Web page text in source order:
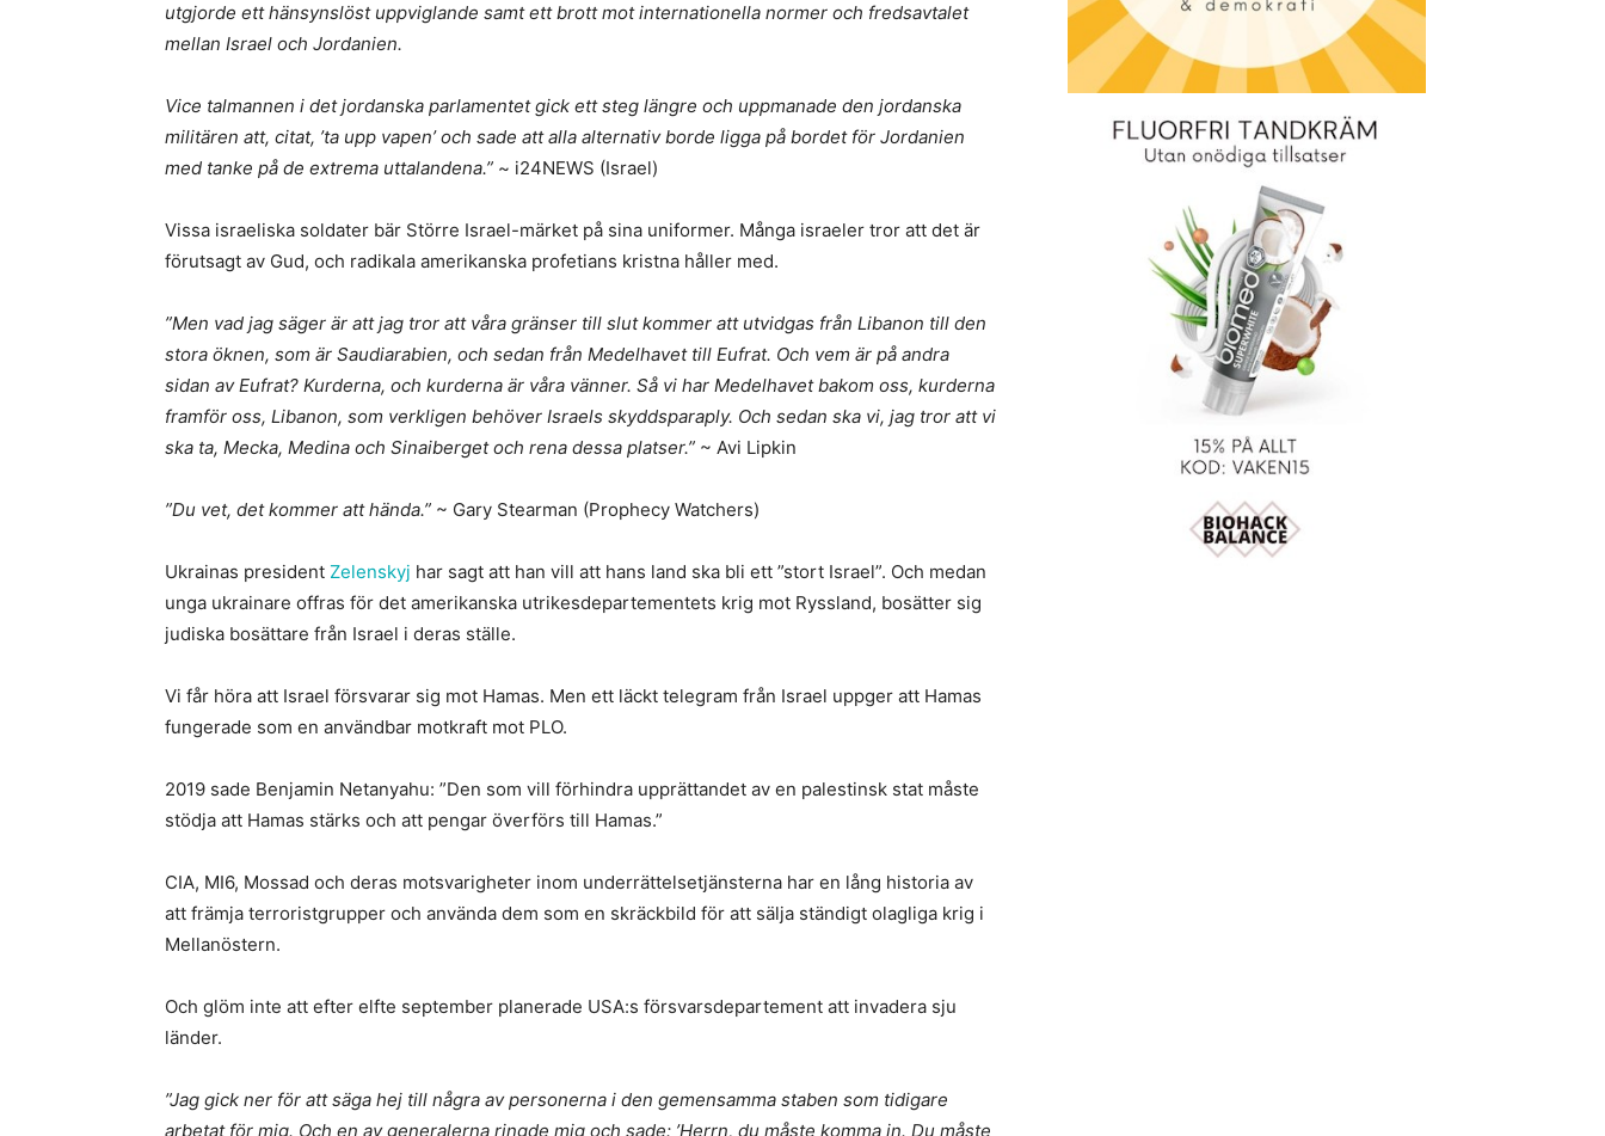
utgjorde ett hänsynslöst uppviglande samt ett brott mot internationella normer och fredsavtalet
mellan Israel och Jordanien.
Vice talmannen i det jordanska parlamentet gick ett steg längre och uppmanade den jordanska
militären att, citat, ’ta upp vapen’ och sade att alla alternativ borde ligga på bordet för Jordanien
med tanke på de extrema uttalandena.” ~ i24NEWS (Israel)
Vissa israeliska soldater bär Större Israel-märket på sina uniformer. Många israeler tror att det är
förutsagt av Gud, och radikala amerikanska profetians kristna håller med.
”Men vad jag säger är att jag tror att våra gränser till slut kommer att utvidgas från Libanon till den
stora öknen, som är Saudiarabien, och sedan från Medelhavet till Eufrat. Och vem är på andra
sidan av Eufrat? Kurderna, och kurderna är våra vänner. Så vi har Medelhavet bakom oss, kurderna
framför oss, Libanon, som verkligen behöver Israels skyddsparaply. Och sedan ska vi, jag tror att vi
ska ta, Mecka, Medina och Sinaiberget och rena dessa platser.” ~ Avi Lipkin
”Du vet, det kommer att hända.” ~ Gary Stearman (Prophecy Watchers)
Ukrainas president Zelenskyj har sagt att han vill att hans land ska bli ett ”stort Israel”. Och medan
unga ukrainare offras för det amerikanska utrikesdepartementets krig mot Ryssland, bosätter sig
judiska bosättare från Israel i deras ställe.
Vi får höra att Israel försvarar sig mot Hamas. Men ett läckt telegram från Israel uppger att Hamas
fungerade som en användbar motkraft mot PLO.
2019 sade Benjamin Netanyahu: ”Den som vill förhindra upprättandet av en palestinsk stat måste
stödja att Hamas stärks och att pengar överförs till Hamas.”
CIA, MI6, Mossad och deras motsvarigheter inom underrättelsetjänsterna har en lång historia av
att främja terroristgrupper och använda dem som en skräckbild för att sälja ständigt olagliga krig i
Mellanöstern.
Och glöm inte att efter elfte september planerade USA:s försvarsdepartement att invadera sju
länder.
”Jag gick ner för att säga hej till några av personerna i den gemensamma staben som tidigare
arbetat för mig. Och en av generalerna ringde mig och sade: ’Herrn, du måste komma in. Du måste